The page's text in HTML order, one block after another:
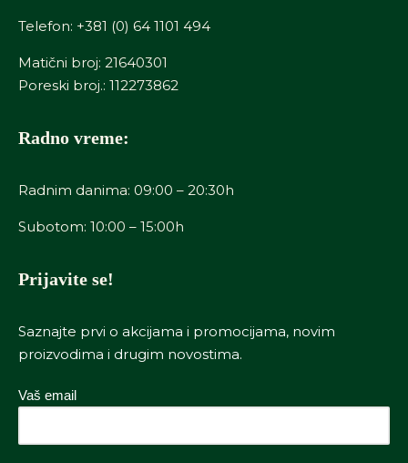
Telefon: +381 (0) 64 1101 494
Matični broj: 21640301
Poreski broj.: 112273862
Radno vreme:
Radnim danima: 09:00 – 20:30h
Subotom: 10:00 – 15:00h
Prijavite se!
Saznajte prvi o akcijama i promocijama, novim
proizvodima i drugim novostima.
Vaš email